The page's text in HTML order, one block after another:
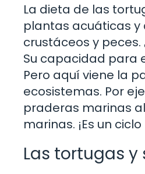
La dieta de las
plantas acuáticas y
crustáceos y
Su capacidad para
Pero aquí viene la
ecosistemas. Por
praderas marinas
marinas. ¡Es un
Las tortugas